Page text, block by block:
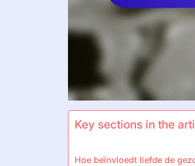
Key sections in the
Hoe beïnvloedt liefde de